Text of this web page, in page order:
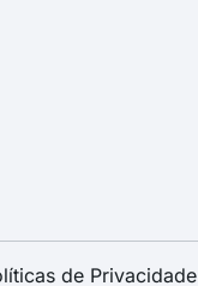
de Privacidade